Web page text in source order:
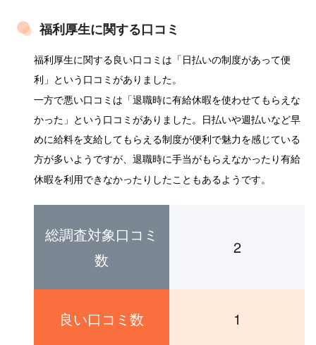
福利厚生に関する口コミ
福利厚生に関する良い口コミは「日払いの制度があって便
利」という口コミがありました。
一方で悪い口コミは「退職時に有給休暇を使わせてもらえな
かった」という口コミがありました。日払いや週払いなど早
めに給料を支給してもらえる制度が便利で魅力を感じている
方が多いようですが、退職時に手当がもらえなかったり有給
休暇を利用できなかったりしたこともあるようです。
総調査対象口コミ
数
2
良い口コミ数 1